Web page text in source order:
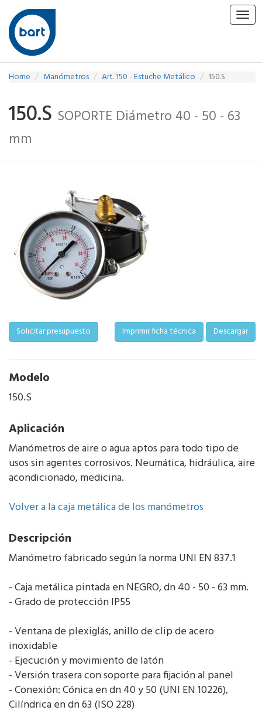
Home Manómetros Art. 150 - Estuche Metálico 150.S
150.S SOPORTE Diámetro 40 - 50 - 63
mm
Solicitar presupuesto Imprimir ficha técnica Descargar
Modelo
150.S
Aplicación
Manómetros de aire o agua aptos para todo tipo de
usos sin agentes corrosivos. Neumática, hidráulica, aire
acondicionado, medicina.
Volver a la caja metálica de los manómetros
Descripción
Manómetro fabricado según la norma UNI EN 837.1
- Caja metálica pintada en NEGRO, dn 40 - 50 - 63 mm.
- Grado de protección IP55
- Ventana de plexiglás, anillo de clip de acero
inoxidable
- Ejecución y movimiento de latón
- Versión trasera con soporte para fijación al panel
- Conexión: Cónica en dn 40 y 50 (UNI EN 10226),
Cilíndrica en dn 63 (ISO 228)